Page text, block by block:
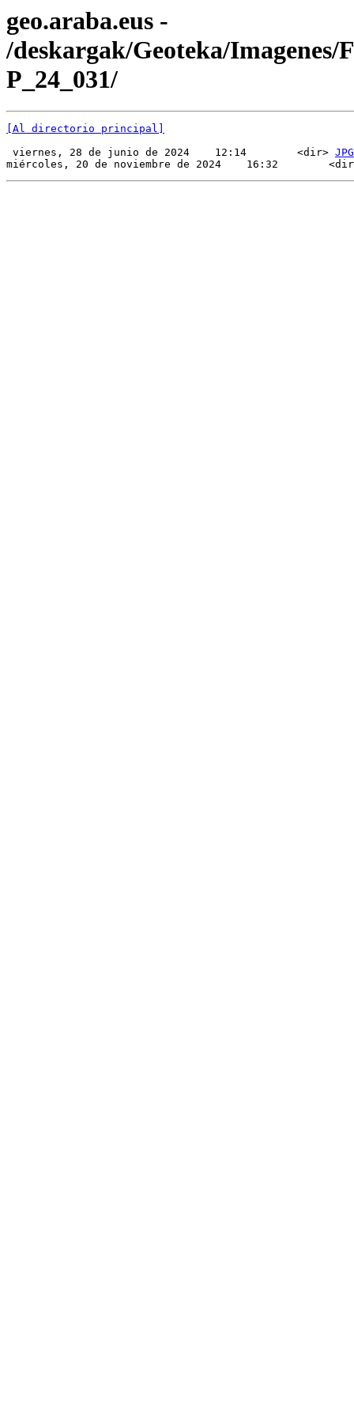
geo.araba.eus -
/deskargak/Geoteka/Imagenes/
P_24_031/
[Al directorio principal]
viernes, 28 de junio de 2024    12:14        <dir> JPG
miércoles, 20 de noviembre de 2024    16:32